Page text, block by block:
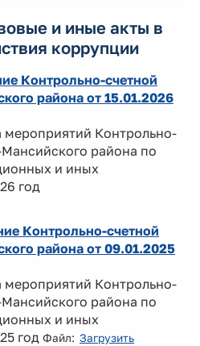
и иные акты в
коррупции
Контрольно-счетной
района от 15.01.2026
Контрольно-
района по
и иных
год
Контрольно-счетной
района от 09.01.2025
Контрольно-
района по
и иных
год Файл: Загрузить